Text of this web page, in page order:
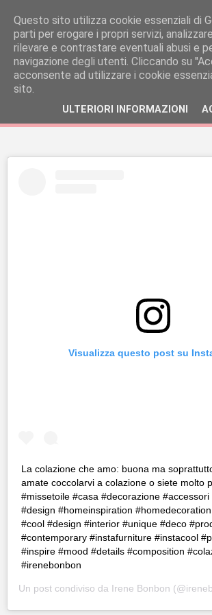
Visualizza questo post su
La colazione che amo: buona ma
amate coccolarvi a colazione o siete molto
#missetoile #casa #decorazione
#design #homeinspiration
#cool #design #interior #unique #deco
#contemporary #instafurniture #instacool
#inspire #mood #details #composition
#irenebonbon
Un post condiviso da Irene Bonbon
Questo sito utilizza cookie essenziali di
parti per erogare i propri servizi,
rilevare e contrastare eventuali abusi e
navigazione degli utenti. Cliccando su
acconsente ad utilizzare i cookie
sito.
ULTERIORI INFORMAZIONI